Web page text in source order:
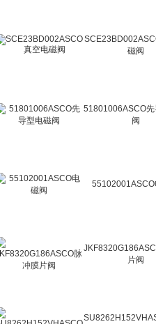
磁阀
51801006ASCO
阀
55102001ASCO
片阀